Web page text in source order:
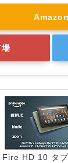
Amazon
場
Fire HD 10 タ